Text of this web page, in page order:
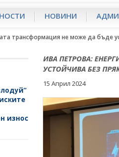
НОВИНИ
трансформация не може да бъде
износ
ИВА ПЕТРОВА:
УСТОЙЧИВА БЕЗ
15 Април 2024